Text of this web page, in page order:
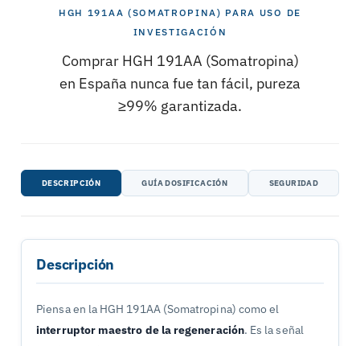
HGH 191AA (SOMATROPINA) PARA USO DE
INVESTIGACIÓN
Comprar HGH 191AA (Somatropina)
en España nunca fue tan fácil, pureza
≥99% garantizada.
DESCRIPCIÓN GUÍA DOSIFICACIÓN SEGURIDAD
Descripción
Piensa en la HGH 191AA (Somatropina) como el
interruptor maestro de la regeneración. Es la señal